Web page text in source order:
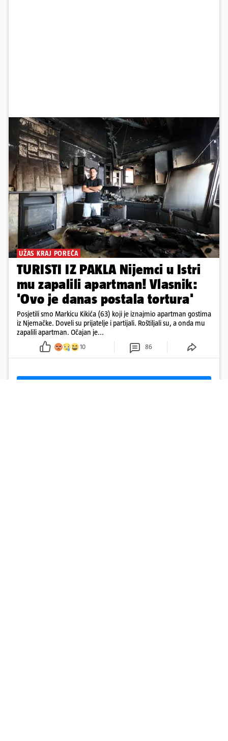
UŽAS KRAJ POREČA
TURISTI IZ PAKLA Nijemci u Istri
mu zapalili apartman! Vlasnik:
'Ovo je danas postala tortura'
Posjetili smo Markicu Kikića (63) koji je iznajmio apartman gostima
iz Njemačke. Doveli su prijatelje i partijali. Roštiljali su, a onda mu
zapalili apartman. Očajan je...
10 86